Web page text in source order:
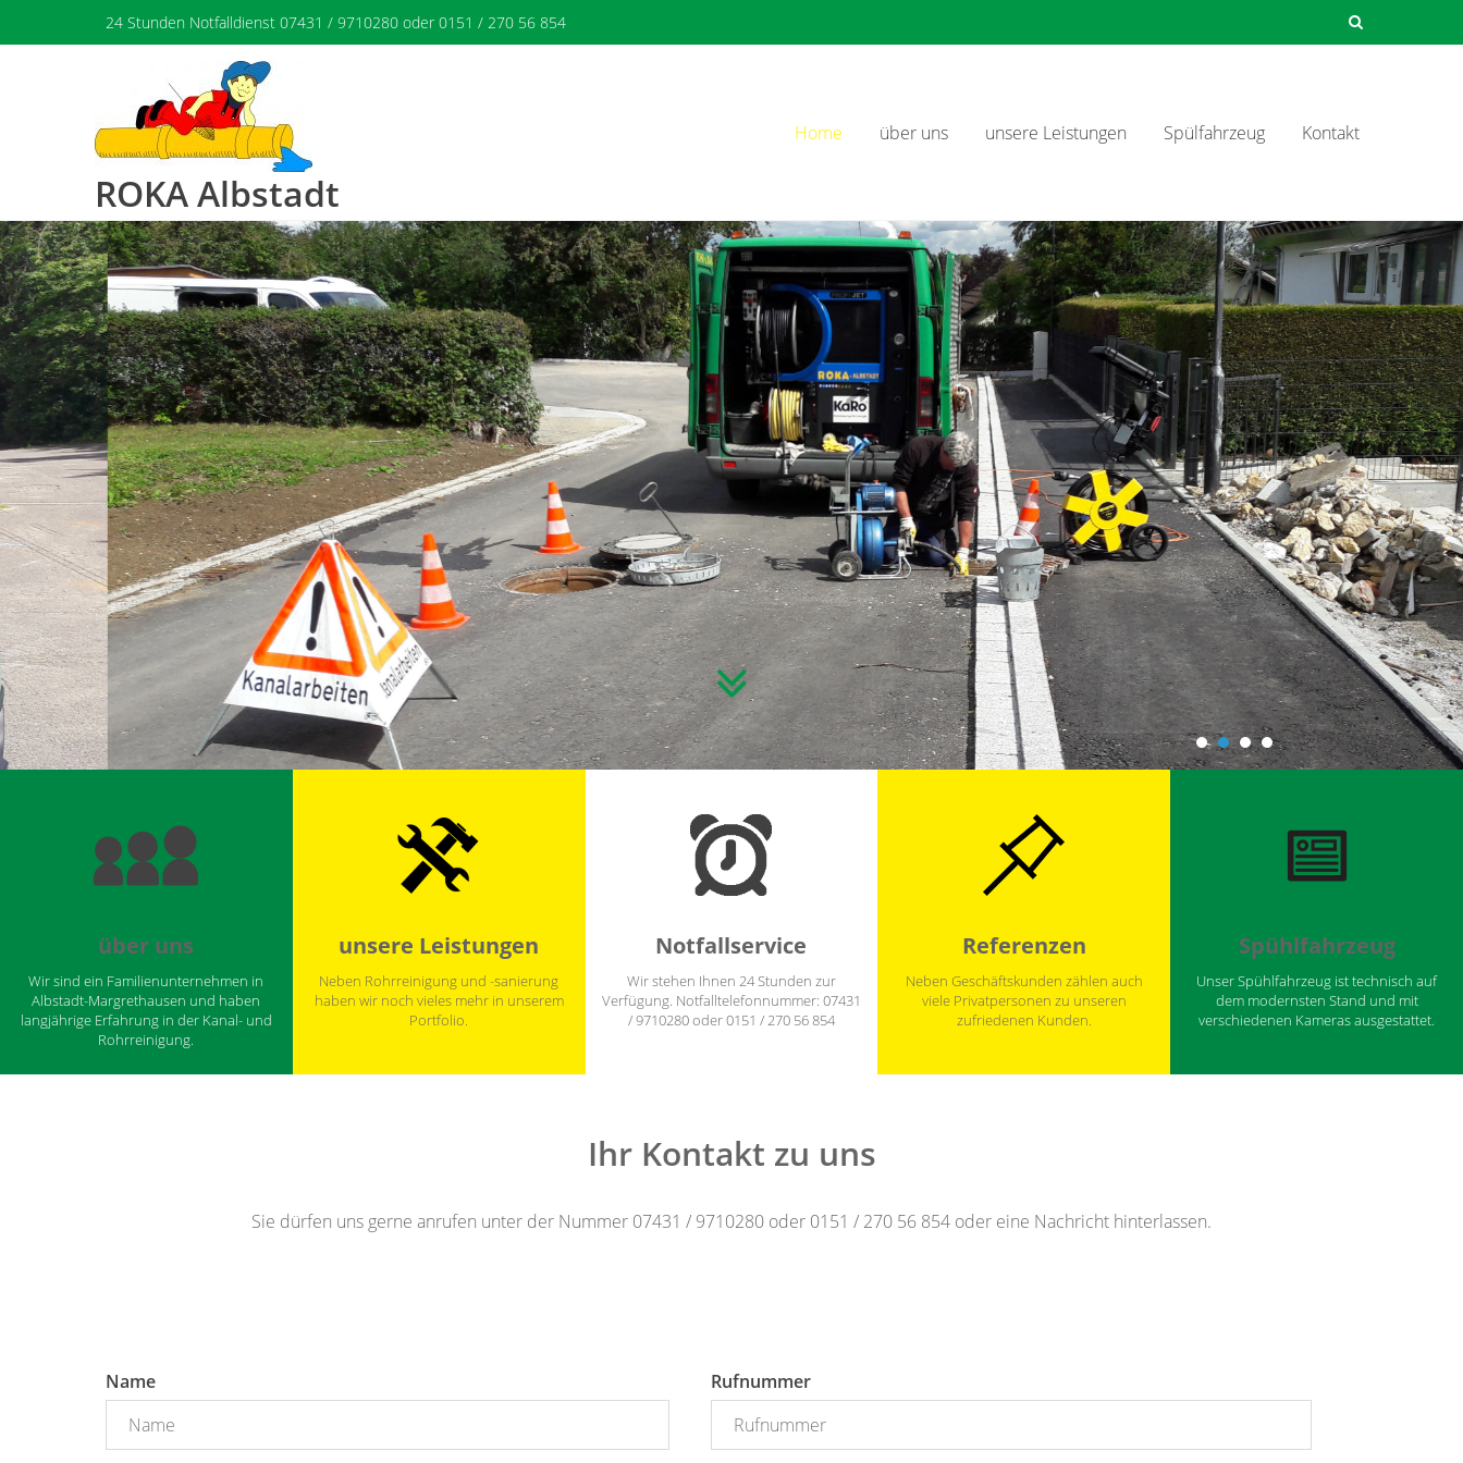
24 Stunden Notfalldienst 07431 / 9710280 oder 0151 / 270 56 854
ROKA Albstadt
Home über uns unsere Leistungen Spülfahrzeug Kontakt
über uns
Wir sind ein Familienunternehmen in
Albstadt-Margrethausen und haben
langjährige Erfahrung in der Kanal- und
Rohrreinigung.
unsere Leistungen
Neben Rohrreinigung und -sanierung
haben wir noch vieles mehr in unserem
Portfolio.
Notfallservice
Wir stehen Ihnen 24 Stunden zur
Verfügung. Notfalltelefonnummer: 07431
/ 9710280 oder 0151 / 270 56 854
Referenzen
Neben Geschäftskunden zählen auch
viele Privatpersonen zu unseren
zufriedenen Kunden.
Spühlfahrzeug
Unser Spühlfahrzeug ist technisch auf
dem modernsten Stand und mit
verschiedenen Kameras ausgestattet.
Ihr Kontakt zu uns
Sie dürfen uns gerne anrufen unter der Nummer 07431 / 9710280 oder 0151 / 270 56 854 oder eine Nachricht hinterlassen.
Name Rufnummer